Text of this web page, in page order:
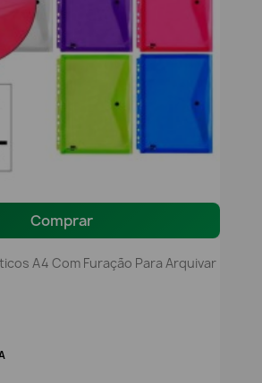
Comprar
A4 Com Furação Para Arquivar